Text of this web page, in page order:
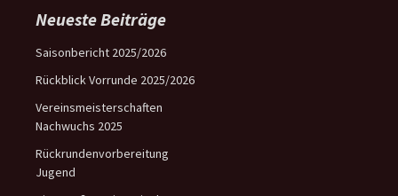
Neueste Beiträge
Saisonbericht 2025/2026
Rückblick Vorrunde 2025/2026
Vereinsmeisterschaften
Nachwuchs 2025
Rückrundenvorbereitung
Jugend